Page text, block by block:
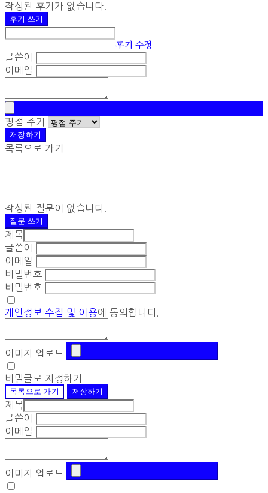
작성된 후기가 없습니다.
후기 쓰기
후기 수정
글쓴이
이메일
평점 주기
저장하기
목록으로 가기
작성된 질문이 없습니다.
질문 쓰기
제목
글쓴이
이메일
비밀번호
비밀번호
개인정보 수집 및 이용에 동의합니다.
이미지 업로드
비밀글로 지정하기
목록으로 가기
저장하기
제목
글쓴이
이메일
이미지 업로드